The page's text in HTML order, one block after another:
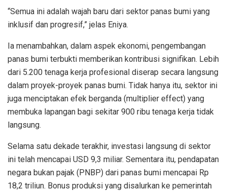
“Semua ini adalah wajah baru dari sektor panas bumi yang
inklusif dan progresif,” jelas Eniya.
Ia menambahkan, dalam aspek ekonomi, pengembangan
panas bumi terbukti memberikan kontribusi signifikan. Lebih
dari 5.200 tenaga kerja profesional diserap secara langsung
dalam proyek-proyek panas bumi. Tidak hanya itu, sektor ini
juga menciptakan efek berganda (multiplier effect) yang
membuka lapangan bagi sekitar 900 ribu tenaga kerja tidak
langsung.
Selama satu dekade terakhir, investasi langsung di sektor
ini telah mencapai USD 9,3 miliar. Sementara itu, pendapatan
negara bukan pajak (PNBP) dari panas bumi mencapai Rp
18,2 triliun. Bonus produksi yang disalurkan ke pemerintah